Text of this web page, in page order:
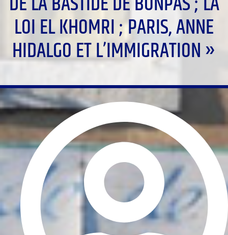
LOI EL KHOMRI ; PARIS, ANNE
HIDALGO ET L’IMMIGRATION »